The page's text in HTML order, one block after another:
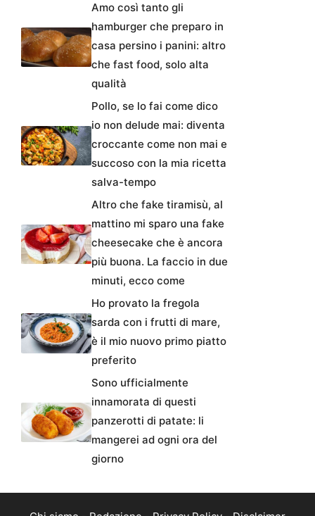
Amo così tanto gli
hamburger che preparo in
casa persino i panini: altro
che fast food, solo alta
qualità
Pollo, se lo fai come dico
io non delude mai: diventa
croccante come non mai e
succoso con la mia ricetta
salva-tempo
Altro che fake tiramisù, al
mattino mi sparo una fake
cheesecake che è ancora
più buona. La faccio in due
minuti, ecco come
Ho provato la fregola
sarda con i frutti di mare,
è il mio nuovo primo piatto
preferito
Sono ufficialmente
innamorata di questi
panzerotti di patate: li
mangerei ad ogni ora del
giorno